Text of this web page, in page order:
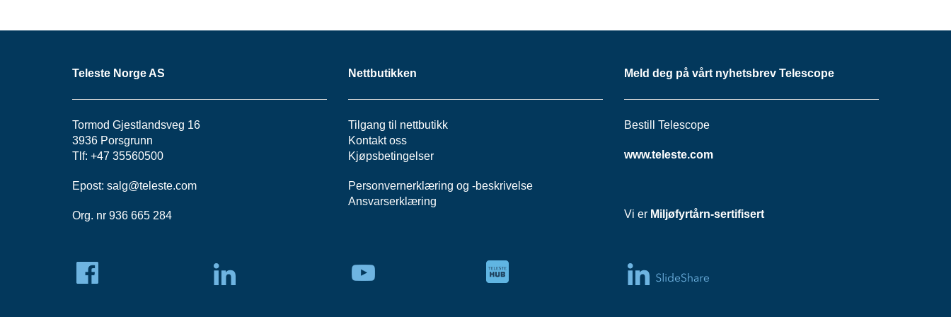
Teleste Norge AS
Tormod Gjestlandsveg 16
3936 Porsgrunn
Tlf: +47 35560500
Epost: salg@teleste.com
Org. nr 936 665 284
Nettbutikken
Tilgang til nettbutikk
Kontakt oss
Kjøpsbetingelser
Personvernerklæring og -beskrivelse
Ansvarserklæring
Meld deg på vårt nyhetsbrev Telescope
Bestill Telescope
www.teleste.com
Vi er Miljøfyrtårn-sertifisert